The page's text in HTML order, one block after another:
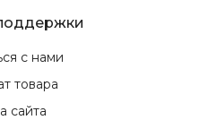
с нами
товара
сайта